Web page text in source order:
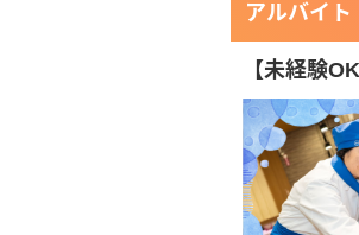
アルバイト
【未経験